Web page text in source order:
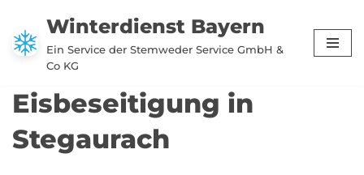
Zum
Inhalt
Winterdienst Bayern
Ein Service der Stemweder Service GmbH &
Co KG
Eisbeseitigung in
Stegaurach